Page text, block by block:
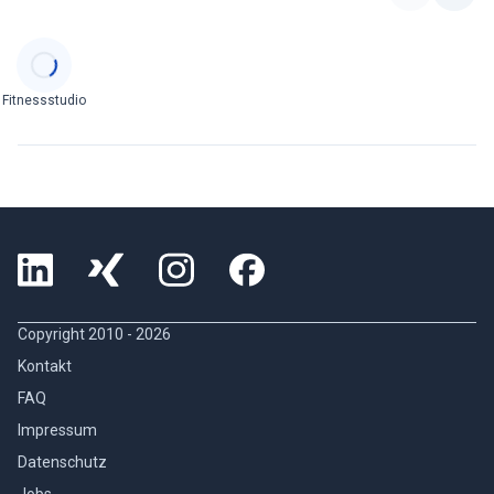
Fitnessstudio
Copyright 2010 - 2026
Kontakt
FAQ
Impressum
Datenschutz